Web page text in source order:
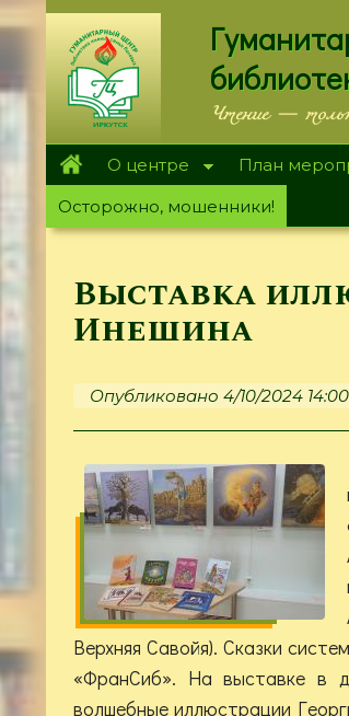
Перейти
к
основному
содержанию
Чтение —
О центре План
Осторожно, мошенники!
Выставка
Инешина
Опубликовано 4/10/2024 14:00
Верхняя Савойя). Сказки
«ФранСиб». На выставке в
волшебные иллюстрации